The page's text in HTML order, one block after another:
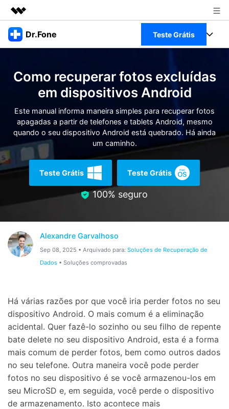
Produtos em destaque
Visão geral
Sobre nós
Sala de imprensa
Loja
Dr.Fone Teste Grátis
Veja Toolkit Completo >
Productos
Para PC
Para Celular
Online
Ver Todos Os Aplicativos
Guia & Suporte
Ações rápidas
Dicas
Recursos
Transferir Dados
Gerenciador de dados
Proteção do celular
Entrar
Como recuperar fotos excluídas
em dispositivos Android
Este manual informa maneira simples para recuperar fotos
apagadas a partir de telefones e tablets Android, mesmo
quando o seu dispositivo Android está quebrado. Há ainda
um caminho.
Teste Grátis Teste Grátis
100% seguro
Alexandre Garvalhoso
Sep 08, 2025 • Arquivado para: Soluções de Recuperação de
Dados• Soluções comprovadas
Há várias razões por que você iria perder fotos no seu
dispositivo Android. O mais comum é a eliminação
acidental. Quer fazê-lo sozinho ou seu filho de repente
bate delete no seu dispositivo Android, esta é a forma
mais comum de perder fotos, bem como outros dados
no seu telefone. Outra maneira você pode perder
fotos no seu dispositivo é se você armazenou-los em
seu MicroSD e, em seguida, você perde o dispositivo
de armazenamento. Isto acontece mais